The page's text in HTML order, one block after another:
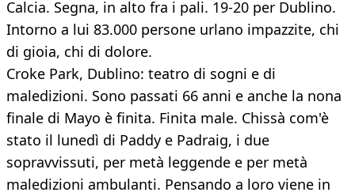
Calcia. Segna, in alto fra i pali. 19-20 per Dublino.
Intorno a lui 83.000 persone urlano impazzite, chi
di gioia, chi di dolore.
Croke Park, Dublino: teatro di sogni e di
maledizioni. Sono passati 66 anni e anche la nona
finale di Mayo è finita. Finita male. Chissà com'è
stato il lunedì di Paddy e Padraig, i due
sopravvissuti, per metà leggende e per metà
maledizioni ambulanti. Pensando a loro viene in